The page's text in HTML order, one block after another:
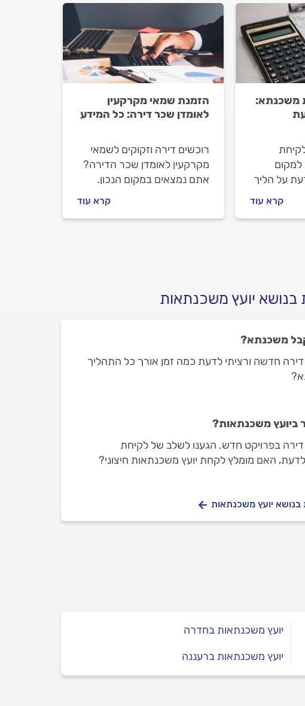
משכנתא:
על הליך
יועץ
יעלה
קרא עוד
הזמנת שמאי מקרקעין
לאומדן שכר דירה: כל המידע
רוכשים דירה וזקוקים לשמאי
מקרקעין לאומדן שכר הדירה?
אתם נמצאים במקום הנכון.
נסביר למה צריך להזמין שמאי
מקרקעין, איך מתנהלים מולו
קרא עוד
בנושא יועץ משכנתאות
משכנתא?
דירה חדשה ורציתי לדעת כמה זמן אורך כל התהליך
ביועץ משכנתאות?
דירה בפרויקט חדש. הגענו לשלב של לקיחת
האם מומלץ לקחת יועץ משכנתאות חיצוני?
בנושא יועץ משכנתאות
יועץ משכנתאות בחדרה
יועץ משכנתאות ברעננה